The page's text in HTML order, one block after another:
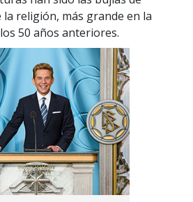
religión, más grande en la
50 años anteriores.